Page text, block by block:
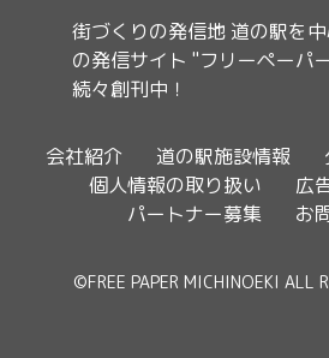
街づくりの発信地 道の駅を
の発信サイト "フリーペーパ
続々創刊中！
会社紹介 道の駅施設情報
個人情報の取り扱い
広
パートナー募集
お
©FREE PAPER MICHINOEKI ALL